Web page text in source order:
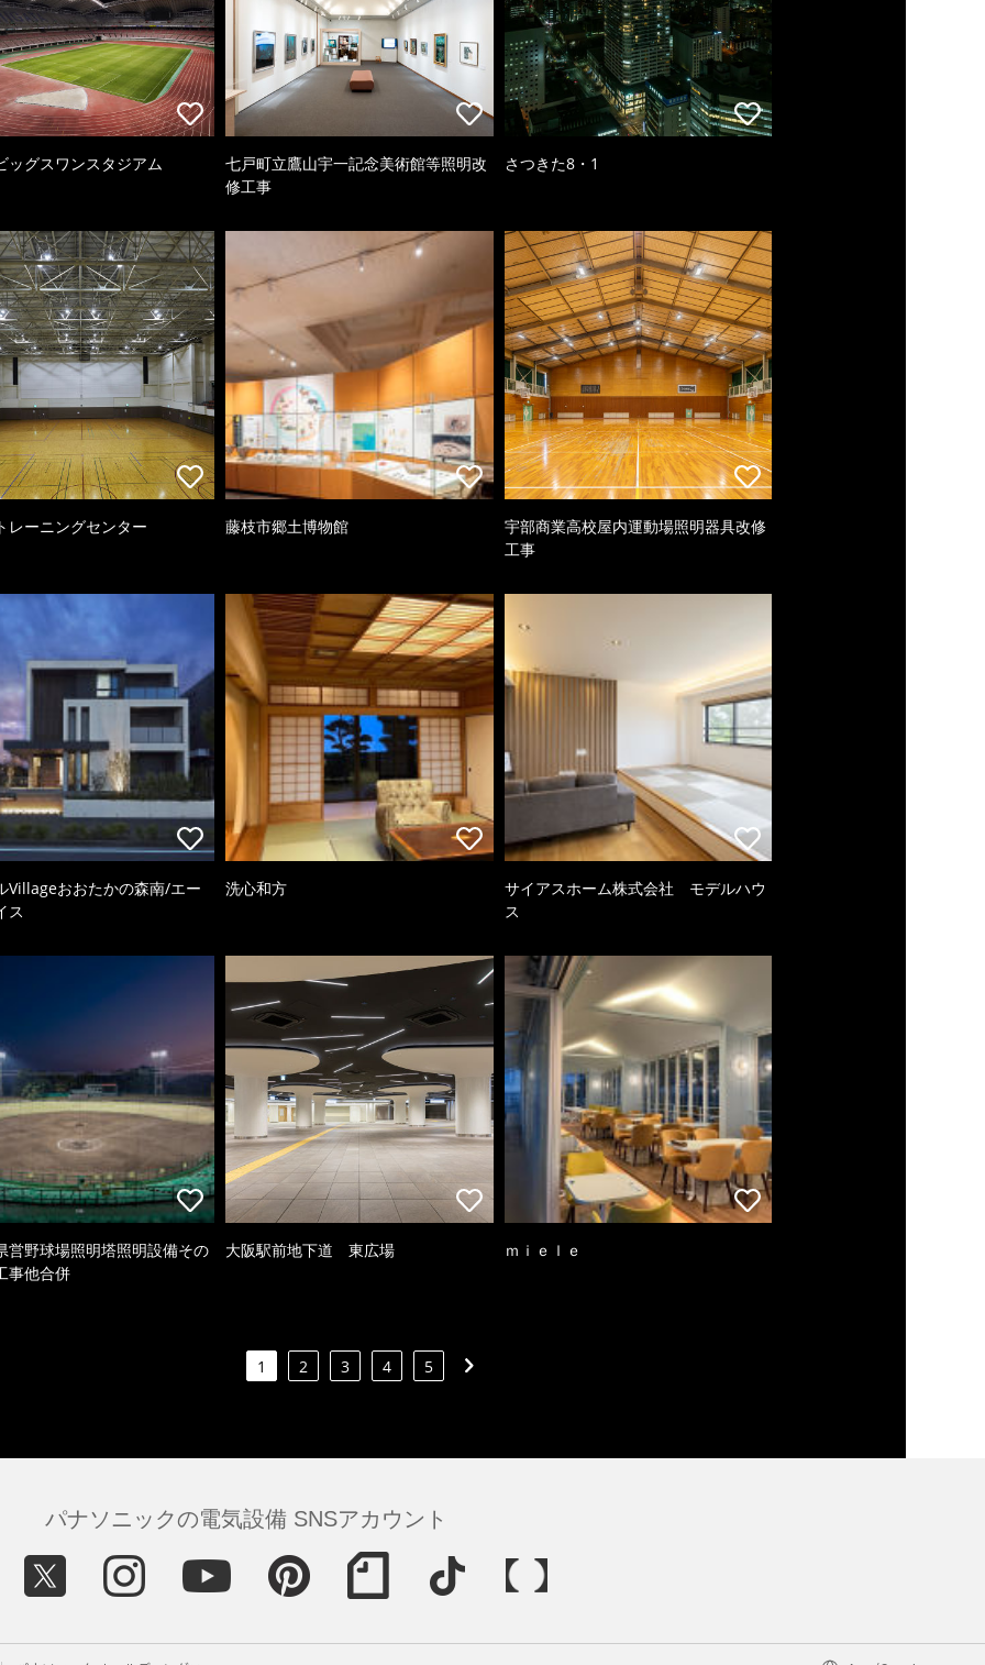
ッグスワンスタジアム
七戸町立鷹山宇一記念美術館等照明改
修工事
さつきた8・1
レーニングセンター 藤枝市郷土博物館
宇部商業高校屋内運動場照明器具改修
工事
Villageおおたかの森南/エー
ス
洗心和方
サイアスホーム株式会社 モデルハウ
ス
営野球場照明塔照明設備その
事他合併
大阪駅前地下道 東広場 ｍｉｅｌｅ
1 2 3 4 5
パナソニックの電気設備 SNSアカウント